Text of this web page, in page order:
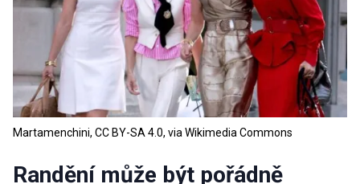
Martamenchini, CC BY-SA 4.0, via Wikimedia Commons
Randění může být pořádně